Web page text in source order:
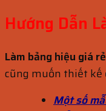
Hướng Dẫn
Làm bảng hiệu giá
cũng muốn thiết kế
Một số